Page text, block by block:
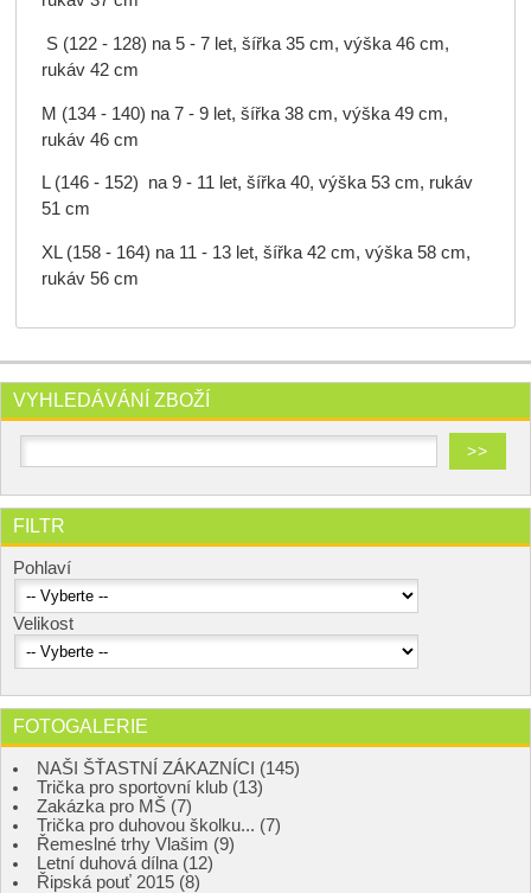
S (122 - 128) na 5 - 7 let, šířka 35 cm, výška 46 cm,
rukáv 42 cm
M (134 - 140) na 7 - 9 let, šířka 38 cm, výška 49 cm,
rukáv 46 cm
L (146 - 152) na 9 - 11 let, šířka 40, výška 53 cm, rukáv
51 cm
XL (158 - 164) na 11 - 13 let, šířka 42 cm, výška 58 cm,
rukáv 56 cm
VYHLEDÁVÁNÍ ZBOŽÍ
FILTR
Pohlaví
Velikost
FOTOGALERIE
NAŠI ŠŤASTNÍ ZÁKAZNÍCI (145)
Trička pro sportovní klub (13)
Zakázka pro MŠ (7)
Trička pro duhovou školku... (7)
Řemeslné trhy Vlašim (9)
Letní duhová dílna (12)
Řipská pouť 2015 (8)